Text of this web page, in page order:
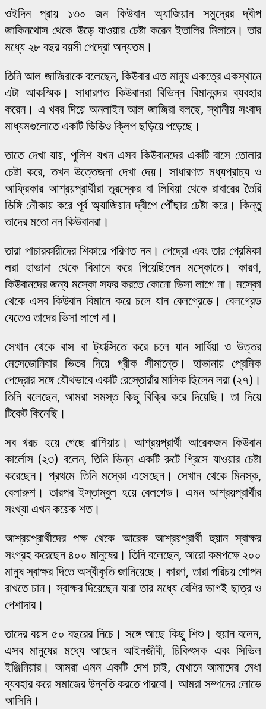
ওইদিন প্রায় ১৩০ জন কিউবান অ্যাজিয়ান সমুদ্রের দ্বীপ
জাকিনথোস থেকে উড়ে যাওয়ার চেষ্টা করেন ইতালির মিলানে। তার
মধ্যে ২৮ বছর বয়সী পেদ্রো অন্যতম।
তিনি আল জাজিরাকে বলেছেন, কিউবার এত মানুষ একত্রে একস্থানে
এটা আকস্মিক। সাধারণত কিউবানরা বিভিন্ন বিমানবন্দর ব্যবহার
করেন। এ খবর দিয়ে অনলাইন আল জাজিরা বলছে, স্থানীয় সংবাদ
মাধ্যমগুলোতে একটি ভিডিও ক্লিপ ছড়িয়ে পড়েছে।
তাতে দেখা যায়, পুলিশ যখন এসব কিউবানদের একটি বাসে তোলার
চেষ্টা করে, তখন উত্তেজনা দেখা দেয়। সাধারণত মধ্যপ্রাচ্য ও
আফ্রিকার আশ্রয়প্রার্থীরা তুরস্কের বা লিবিয়া থেকে রাবারের তৈরি
ডিঙ্গি নৌকায় করে পূর্ব অ্যাজিয়ান দ্বীপে পৌঁছার চেষ্টা করে। কিন্তু
তাদের মতো নন কিউবানরা।
তারা পাচারকারীদের শিকারে পরিণত নন। পেদ্রো এবং তার প্রেমিকা
লরা হাভানা থেকে বিমানে করে গিয়েছিলেন মস্কোতে। কারণ,
কিউবানদের জন্য মস্কো সফর করতে কোনো ভিসা লাগে না। মস্কো
থেকে এসব কিউবান বিমানে করে চলে যান বেলগ্রেডে। বেলগ্রেড
যেতেও তাদের ভিসা লাগে না।
সেখান থেকে বাস বা ট্যাক্সিতে করে চলে যান সার্বিয়া ও উত্তর
মেসেডোনিযার ভিতর দিয়ে গ্রীক সীমান্তে। হাভানায় প্রেমিক
পেদ্রোর সঙ্গে যৌথভাবে একটি রেস্তোরাঁর মালিক ছিলেন লরা (২৭)।
তিনি বলেছেন, আমরা সমস্ত কিছু বিক্রি করে দিয়েছি। তা দিয়ে
টিকেট কিনেছি।
সব খরচ হয়ে গেছে রাশিয়ায়। আশ্রয়প্রার্থী আরেকজন কিউবান
কার্লোস (২৩) বলেন, তিনি ভিন্ন একটি রুটে গ্রিসে যাওয়ার চেষ্টা
করেছেন। প্রথমে তিনি মস্কো এসেছেন। সেখান থেকে মিনস্ক,
বেলারুশ। তারপর ইস্তাম্বুল হয়ে বেলগেড। এমন আশ্রয়প্রার্থীর
সংখ্যা এখন কয়েক শত।
আশ্রয়প্রার্থীদের পক্ষ থেকে আরেক আশ্রয়প্রার্থী হুয়ান স্বাক্ষর
সংগ্রহ করেছেন ৪০০ মানুষের। তিনি বলেছেন, আরো কমপক্ষে ২০০
মানুষ স্বাক্ষর দিতে অস্বীকৃতি জানিয়েছে। কারণ, তারা পরিচয় গোপন
রাখতে চান। স্বাক্ষর দিয়েছেন যারা তার মধ্যে বেশির ভাগই ছাত্র ও
পেশাদার।
তাদের বয়স ৫০ বছরের নিচে। সঙ্গে আছে কিছু শিশু। হুয়ান বলেন,
এসব মানুষের মধ্যে আছেন আইনজীবী, চিকিৎসক এবং সিভিল
ইঞ্জিনিয়ার। আমরা এমন একটি দেশ চাই, যেখানে আমাদের মেধা
ব্যবহার করে সমাজের উন্নতি করতে পারবো। আমরা সম্পদের লোভে
আসিনি।